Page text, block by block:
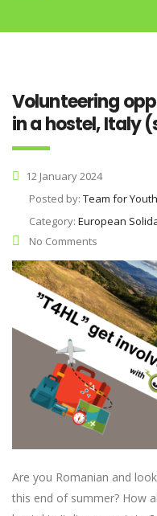
Volunteering
in a hostel, Italy
12 January 2024
Posted by: Team for
Category: European
No Comments
Are you Romanian and
this end of summer? How